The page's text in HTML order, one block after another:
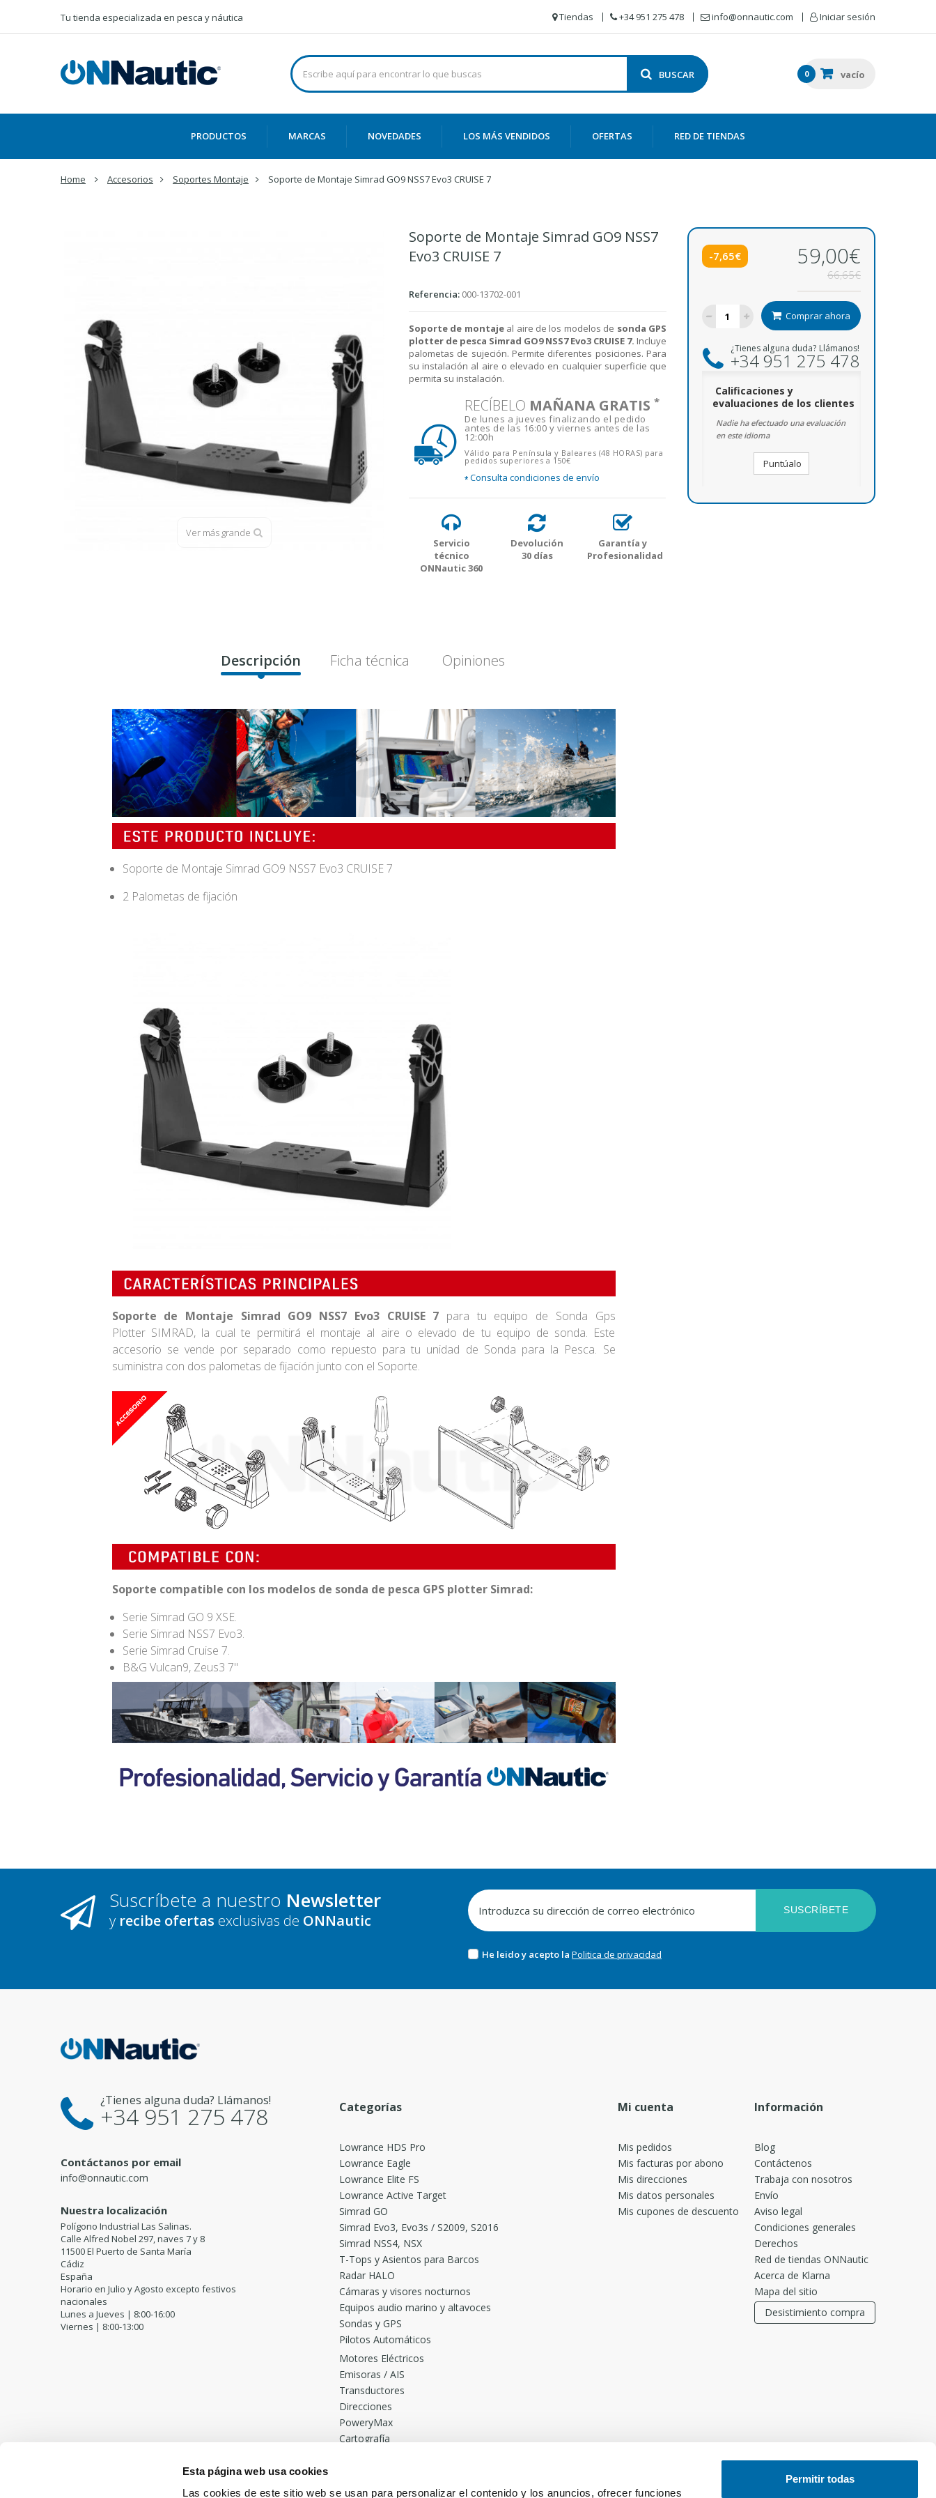
Esta página web usa cookies
Las cookies de este sitio web se usan para personalizar el contenido y los anuncios, ofrecer funciones
Permitir todas
Tu tienda especializada en pesca y náutica Tiendas +34 951 275 478 info@onnautic.com Iniciar sesión
BUSCAR 0 vacío
PRODUCTOS MARCAS NOVEDADES LOS MÁS VENDIDOS OFERTAS RED DE TIENDAS
Home Accesorios Soportes Montaje Soporte de Montaje Simrad GO9 NSS7 Evo3 CRUISE 7
Ver más grande
Soporte de Montaje Simrad GO9 NSS7
Evo3 CRUISE 7
Referencia: 000-13702-001
Soporte de montaje al aire de los modelos de sonda GPS
plotter de pesca Simrad GO9 NSS7 Evo3 CRUISE 7. Incluye
palometas de sujeción. Permite diferentes posiciones. Para
su instalación al aire o elevado en cualquier superficie que
permita su instalación.
RECÍBELO MAÑANA GRATIS *
De lunes a jueves finalizando el pedido
antes de las 16:00 y viernes antes de las
12:00h
Válido para Península y Baleares (48 HORAS) para
pedidos superiores a 150€
* Consulta condiciones de envío
Servicio
técnico
ONNautic 360
Devolución
30 días
Garantía y
Profesionalidad
-7,65€ 59,00€
66,65€
Comprar ahora
¿Tienes alguna duda? Llámanos!
+34 951 275 478
Calificaciones y
evaluaciones de los clientes
Nadie ha efectuado una evaluación
en este idioma
Puntúalo
Descripción Ficha técnica Opiniones
Soporte de Montaje Simrad GO9 NSS7 Evo3 CRUISE 7
2 Palometas de fijación
Soporte de Montaje Simrad GO9 NSS7 Evo3 CRUISE 7 para tu equipo de Sonda Gps
Plotter SIMRAD, la cual te permitirá el montaje al aire o elevado de tu equipo de sonda. Este
accesorio se vende por separado como repuesto para tu unidad de Sonda para la Pesca. Se
suministra con dos palometas de fijación junto con el Soporte.
Soporte compatible con los modelos de sonda de pesca GPS plotter Simrad:
Serie Simrad GO 9 XSE.
Serie Simrad NSS7 Evo3.
Serie Simrad Cruise 7.
B&G Vulcan9, Zeus3 7"
Suscríbete a nuestro Newsletter
y recibe ofertas exclusivas de ONNautic
SUSCRÍBETE
He leido y acepto la Politica de privacidad
¿Tienes alguna duda? Llámanos!
+34 951 275 478
Contáctanos por email
info@onnautic.com
Nuestra localización
Polígono Industrial Las Salinas.
Calle Alfred Nobel 297, naves 7 y 8
11500 El Puerto de Santa María
Cádiz
España
Horario en Julio y Agosto excepto festivos
nacionales
Lunes a Jueves | 8:00-16:00
Viernes | 8:00-13:00
Categorías
Lowrance HDS Pro
Lowrance Eagle
Lowrance Elite FS
Lowrance Active Target
Simrad GO
Simrad Evo3, Evo3s / S2009, S2016
Simrad NSS4, NSX
T-Tops y Asientos para Barcos
Radar HALO
Cámaras y visores nocturnos
Equipos audio marino y altavoces
Sondas y GPS
Pilotos Automáticos
Motores Eléctricos
Emisoras / AIS
Transductores
Direcciones
PoweryMax
Cartografía
Cañeros de pesca Rocket
Mi cuenta
Mis pedidos
Mis facturas por abono
Mis direcciones
Mis datos personales
Mis cupones de descuento
Información
Blog
Contáctenos
Trabaja con nosotros
Envío
Aviso legal
Condiciones generales
Derechos
Red de tiendas ONNautic
Acerca de Klarna
Mapa del sitio
Desistimiento compra